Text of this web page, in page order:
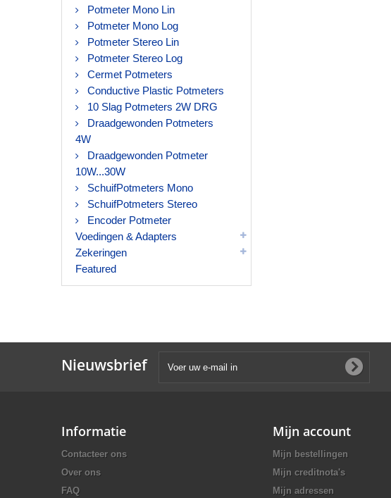
Potmeter Mono Lin
Potmeter Mono Log
Potmeter Stereo Lin
Potmeter Stereo Log
Cermet Potmeters
Conductive Plastic Potmeters
10 Slag Potmeters 2W DRG
Draadgewonden Potmeters
4W
Draadgewonden Potmeter
10W...30W
SchuifPotmeters Mono
SchuifPotmeters Stereo
Encoder Potmeter
Voedingen & Adapters
Zekeringen
Featured
Nieuwsbrief
Informatie
Contacteer ons
Over ons
FAQ
Mijn account
Mijn bestellingen
Mijn creditnota's
Mijn adressen